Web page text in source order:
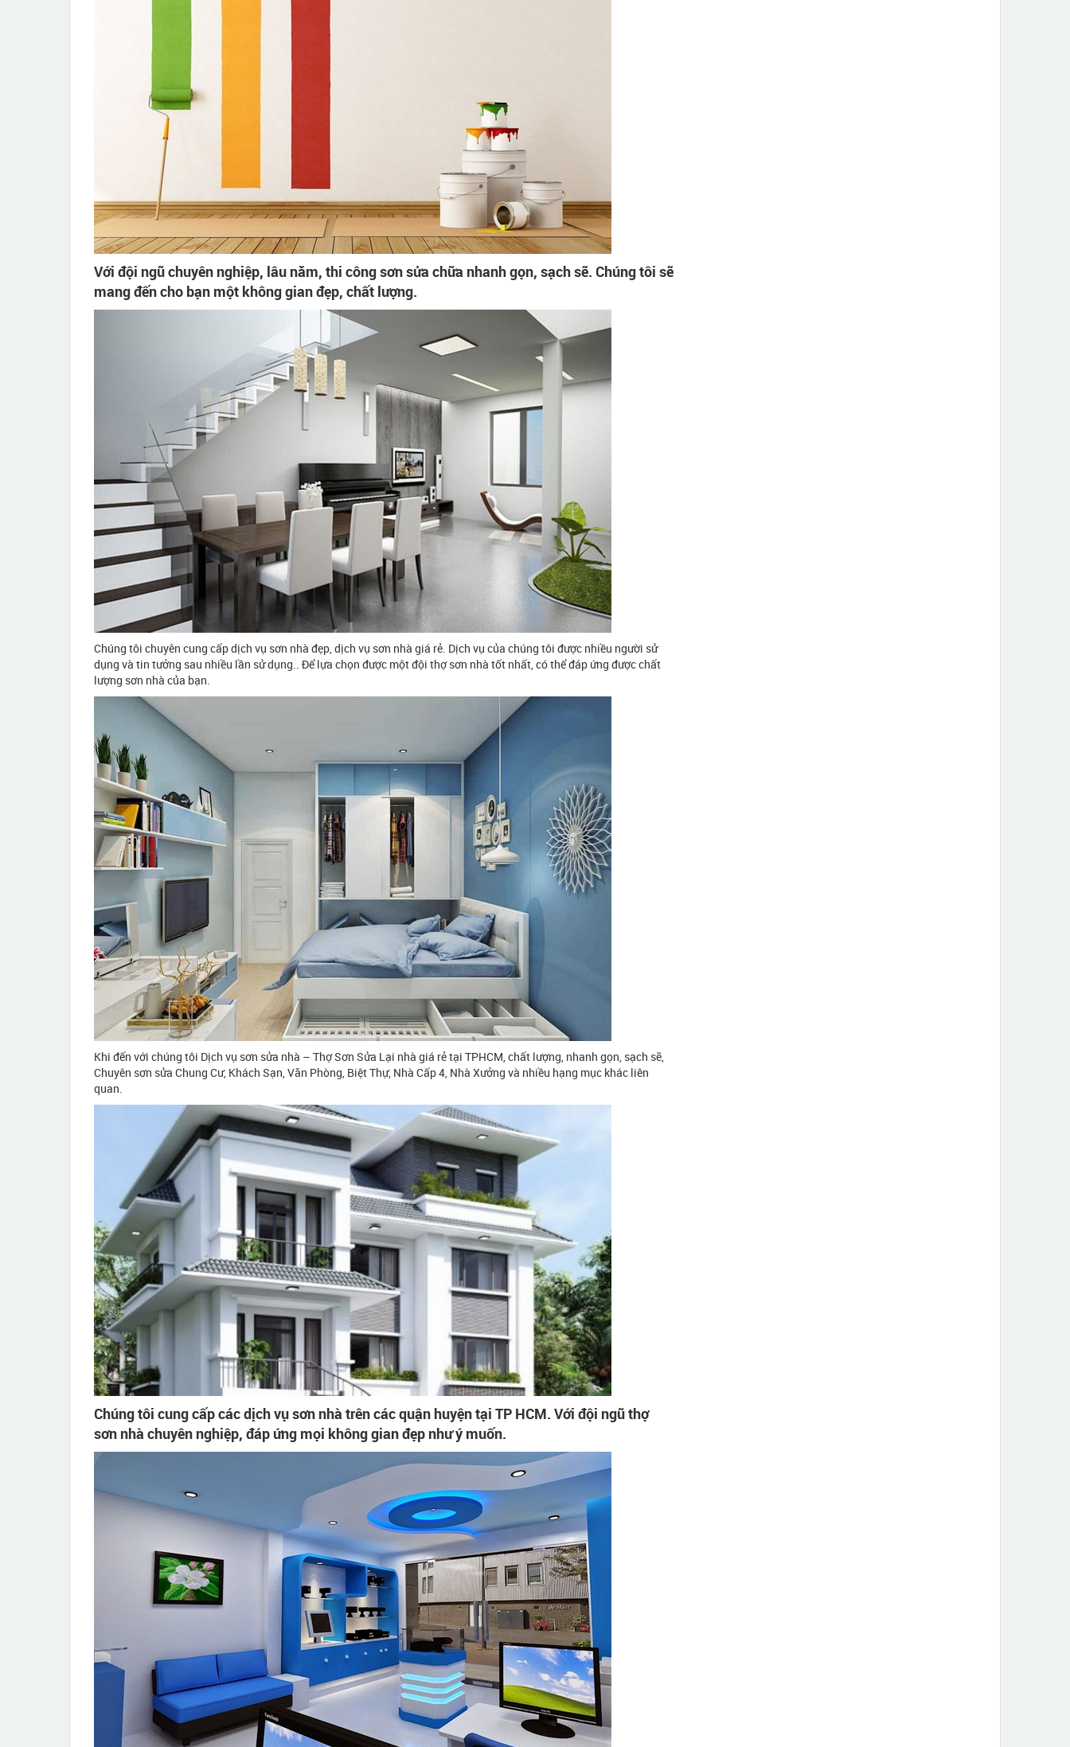
Với đội ngũ chuyên nghiệp, lâu năm, thi công sơn sửa chữa nhanh gọn, sạch sẽ. Chúng tôi sẽ
mang đến cho bạn một không gian đẹp, chất lượng.
Chúng tôi chuyên cung cấp dịch vụ sơn nhà đẹp, dịch vụ sơn nhà giá rẻ. Dịch vụ của chúng tôi được nhiều người sử
dụng và tin tưởng sau nhiều lần sử dụng.. Để lựa chọn được một đội thợ sơn nhà tốt nhất, có thể đáp ứng được chất
lượng sơn nhà của bạn.
Khi đến với chúng tôi Dịch vụ sơn sửa nhà – Thợ Sơn Sửa Lại nhà giá rẻ tại TPHCM, chất lượng, nhanh gọn, sạch sẽ,
Chuyên sơn sửa Chung Cư, Khách Sạn, Văn Phòng, Biệt Thự, Nhà Cấp 4, Nhà Xưởng và nhiều hạng mục khác liên
quan.
Chúng tôi cung cấp các dịch vụ sơn nhà trên các quận huyện tại TP HCM. Với đội ngũ thợ
sơn nhà chuyên nghiệp, đáp ứng mọi không gian đẹp như ý muốn.